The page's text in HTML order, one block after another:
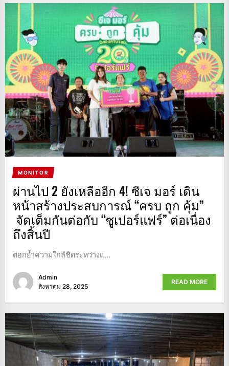
MONITOR
ผ่านไป 2 ยังเหลืออีก 4! ซีเจ มอร์ เดิน
หน้าสร้างประสบการณ์ “ครบ ถูก คุ้ม”
จัดเต็มกันต่อกับ “ซูเปอร์แฟร์” ต่อเนื่อง
ถึงสิ้นปี
ตอกย้ำความใกล้ชิดระหว่างแ...
Admin
สิงหาคม 28, 2025
READ MORE